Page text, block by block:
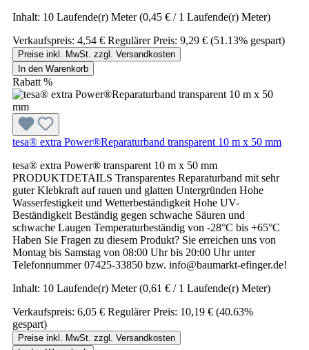
Inhalt: 10 Laufende(r) Meter(0,45 € / 1 Laufende(r) Meter)
Verkaufspreis: 4,54 € Regulärer Preis: 9,29 € (51.13% gespart)
Preise inkl. MwSt. zzgl. Versandkosten
In den Warenkorb
Rabatt %
tesa® extra Power®Reparaturband transparent 10 m x 50 mm
tesa® extra Power® transparent 10 m x 50 mm
PRODUKTDETAILS Transparentes Reparaturband mit sehr
guter Klebkraft auf rauen und glatten Untergründen Hohe
Wasserfestigkeit und Wetterbeständigkeit Hohe UV-
Beständigkeit Beständig gegen schwache Säuren und
schwache Laugen Temperaturbeständig von -28°C bis +65°C
Haben Sie Fragen zu diesem Produkt? Sie erreichen uns von
Montag bis Samstag von 08:00 Uhr bis 20:00 Uhr unter
Telefonnummer 07425-33850 bzw. info@baumarkt-efinger.de!
Inhalt: 10 Laufende(r) Meter(0,61 € / 1 Laufende(r) Meter)
Verkaufspreis: 6,05 € Regulärer Preis: 10,19 € (40.63%
gespart)
Preise inkl. MwSt. zzgl. Versandkosten